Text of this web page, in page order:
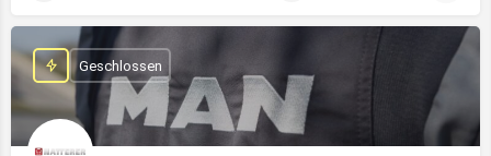
Geschlossen